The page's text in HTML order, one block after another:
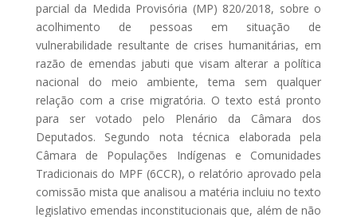
parcial da Medida Provisória (MP) 820/2018, sobre o
acolhimento de pessoas em situação de
vulnerabilidade resultante de crises humanitárias, em
razão de emendas jabuti que visam alterar a política
nacional do meio ambiente, tema sem qualquer
relação com a crise migratória. O texto está pronto
para ser votado pelo Plenário da Câmara dos
Deputados. Segundo nota técnica elaborada pela
Câmara de Populações Indígenas e Comunidades
Tradicionais do MPF (6CCR), o relatório aprovado pela
comissão mista que analisou a matéria incluiu no texto
legislativo emendas inconstitucionais que, além de não